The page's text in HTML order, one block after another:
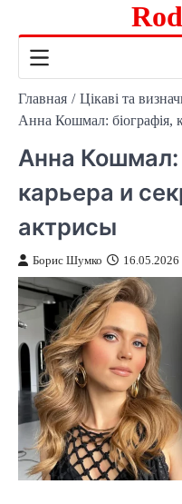
содержимому
Главная
Цікаві та
Анна Кошмал: біографія,
Анна Кошмал:
карьера и
актрисы
Борис Шумко 16.05.2026